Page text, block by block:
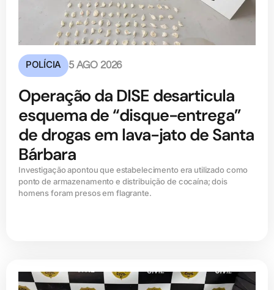
POLÍCIA 5 AGO 2026
Operação da DISE desarticula
esquema de “disque-entrega”
de drogas em lava-jato de Santa
Bárbara
Investigação apontou que estabelecimento era utilizado como
ponto de armazenamento e distribuição de cocaína; dois
homens foram presos em flagrante.